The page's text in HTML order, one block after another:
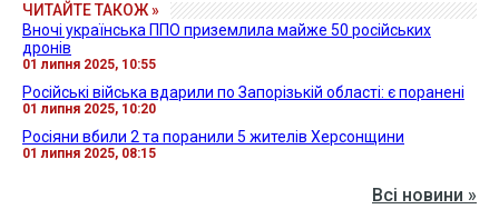
ЧИТАЙТЕ ТАКОЖ »
Вночі українська ППО приземлила майже 50 російських
дронів
01 липня 2025, 10:55
Російські війська вдарили по Запорізькій області: є поранені
01 липня 2025, 10:20
Росіяни вбили 2 та поранили 5 жителів Херсонщини
01 липня 2025, 08:15
Всі новини »